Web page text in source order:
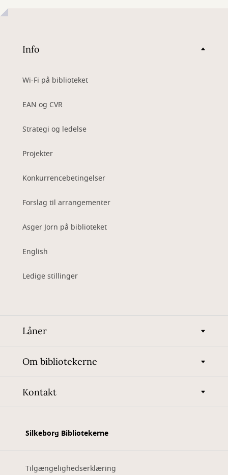
Info
Wi-Fi på biblioteket
EAN og CVR
Strategi og ledelse
Projekter
Konkurrencebetingelser
Forslag til arrangementer
Asger Jorn på biblioteket
English
Ledige stillinger
Låner
Om bibliotekerne
Kontakt
Silkeborg Bibliotekerne
Tilgængelighedserklæring